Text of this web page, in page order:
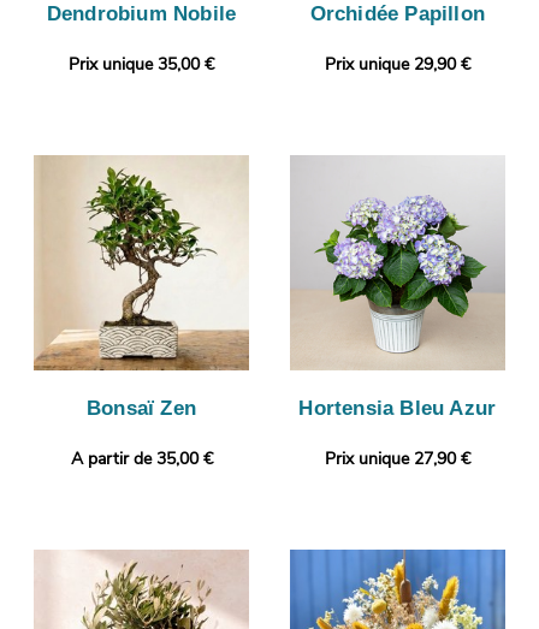
Dendrobium Nobile
Prix unique 35,00 €
Orchidée Papillon
Prix unique 29,90 €
Bonsaï Zen
A partir de 35,00 €
Hortensia Bleu Azur
Prix unique 27,90 €